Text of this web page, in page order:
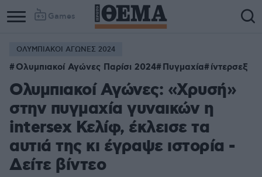
Games
ΟΛΥΜΠΙΑΚΟΙ ΑΓΩΝΕΣ 2024
Ολυμπιακοί Αγώνες Παρίσι 2024 Πυγμαχία ίντερσεξ
Ολυμπιακοί Αγώνες: «Χρυσή»
στην πυγμαχία γυναικών η
intersex Κελίφ, έκλεισε τα
αυτιά της κι έγραψε ιστορία -
Δείτε βίντεο